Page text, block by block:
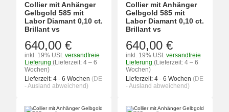
Collier mit Anhänger
Gelbgold 585 mit
Labor Diamant 0,10 ct.
Brillant vs
640,00 €
inkl. 19% USt. versandfreie
Lieferung (Lieferzeit: 4 – 6
Wochen)
Lieferzeit: 4 - 6 Wochen (DE
- Ausland abweichend)
Collier mit Anhänger
Gelbgold 585 mit
Labor Diamant 0,10 ct.
Brillant vs
640,00 €
inkl. 19% USt. versandfreie
Lieferung (Lieferzeit: 4 – 6
Wochen)
Lieferzeit: 4 - 6 Wochen (DE
- Ausland abweichend)